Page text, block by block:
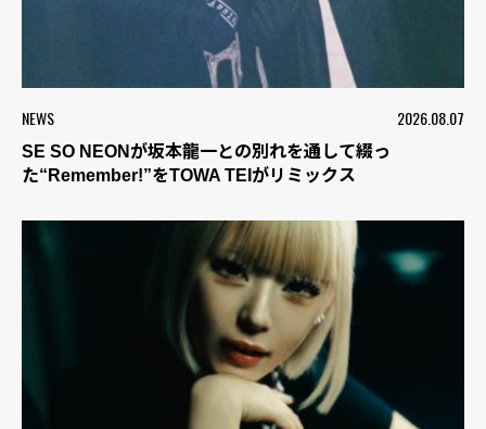
NEWS 2026.08.07
SE SO NEONが坂本龍一との別れを通して綴っ
た“Remember!”をTOWA TEIがリミックス